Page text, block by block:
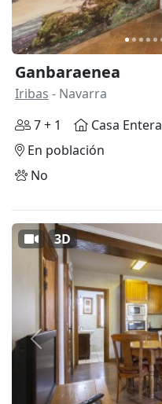
Ganbaraenea
Iribas - Navarra
7 + 1
Casa Entera
En población
No
Anterior
3D